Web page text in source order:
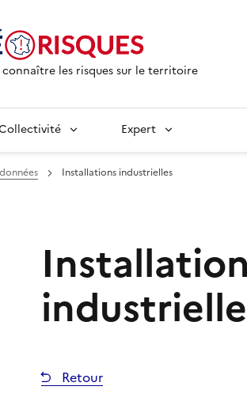
connaître les risques sur le territoire
Expert
Installations industrielles
Retour